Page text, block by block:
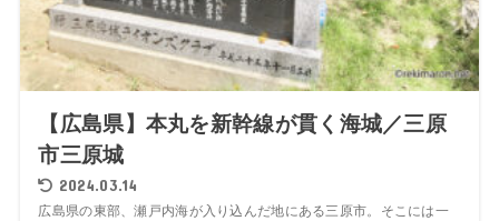
【広島県】本丸を新幹線が貫く海城／三原
市三原城
2024.03.14
広島県の東部、瀬戸内海が入り込んだ地にある三原市。そこには一